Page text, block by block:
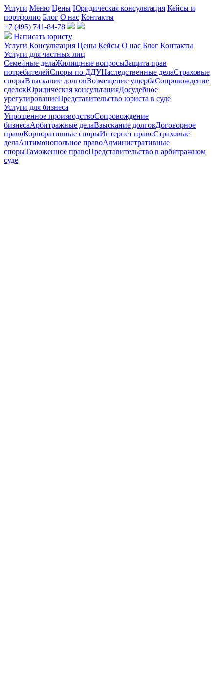
Услуги Меню Цены Юридическая консультация Кейсы и
портфолио Блог О нас Контакты
+7 (495) 741-84-78
Написать юристу
Услуги Консультация Цены Кейсы О нас Блог Контакты
Услуги для частных лиц
Семейные делаЖилищные вопросыЗащита прав
потребителейСпоры по ДДУНаследственные делаСтраховые
спорыВзыскание долговВозмещение ущербаСопровождение
сделокЮридическая консультацияДосудебное
урегулированиеПредставительство юриста в суде
Услуги для бизнеса
Упрощенное производствоСопровождение
бизнесаАрбитражные делаВзыскание долговДоговорное
правоКорпоративные спорыИнтернет правоСтраховые
делаАнтимонопольное правоАдминистративные
спорыТаможенное правоПредставительство в арбитражном
суде